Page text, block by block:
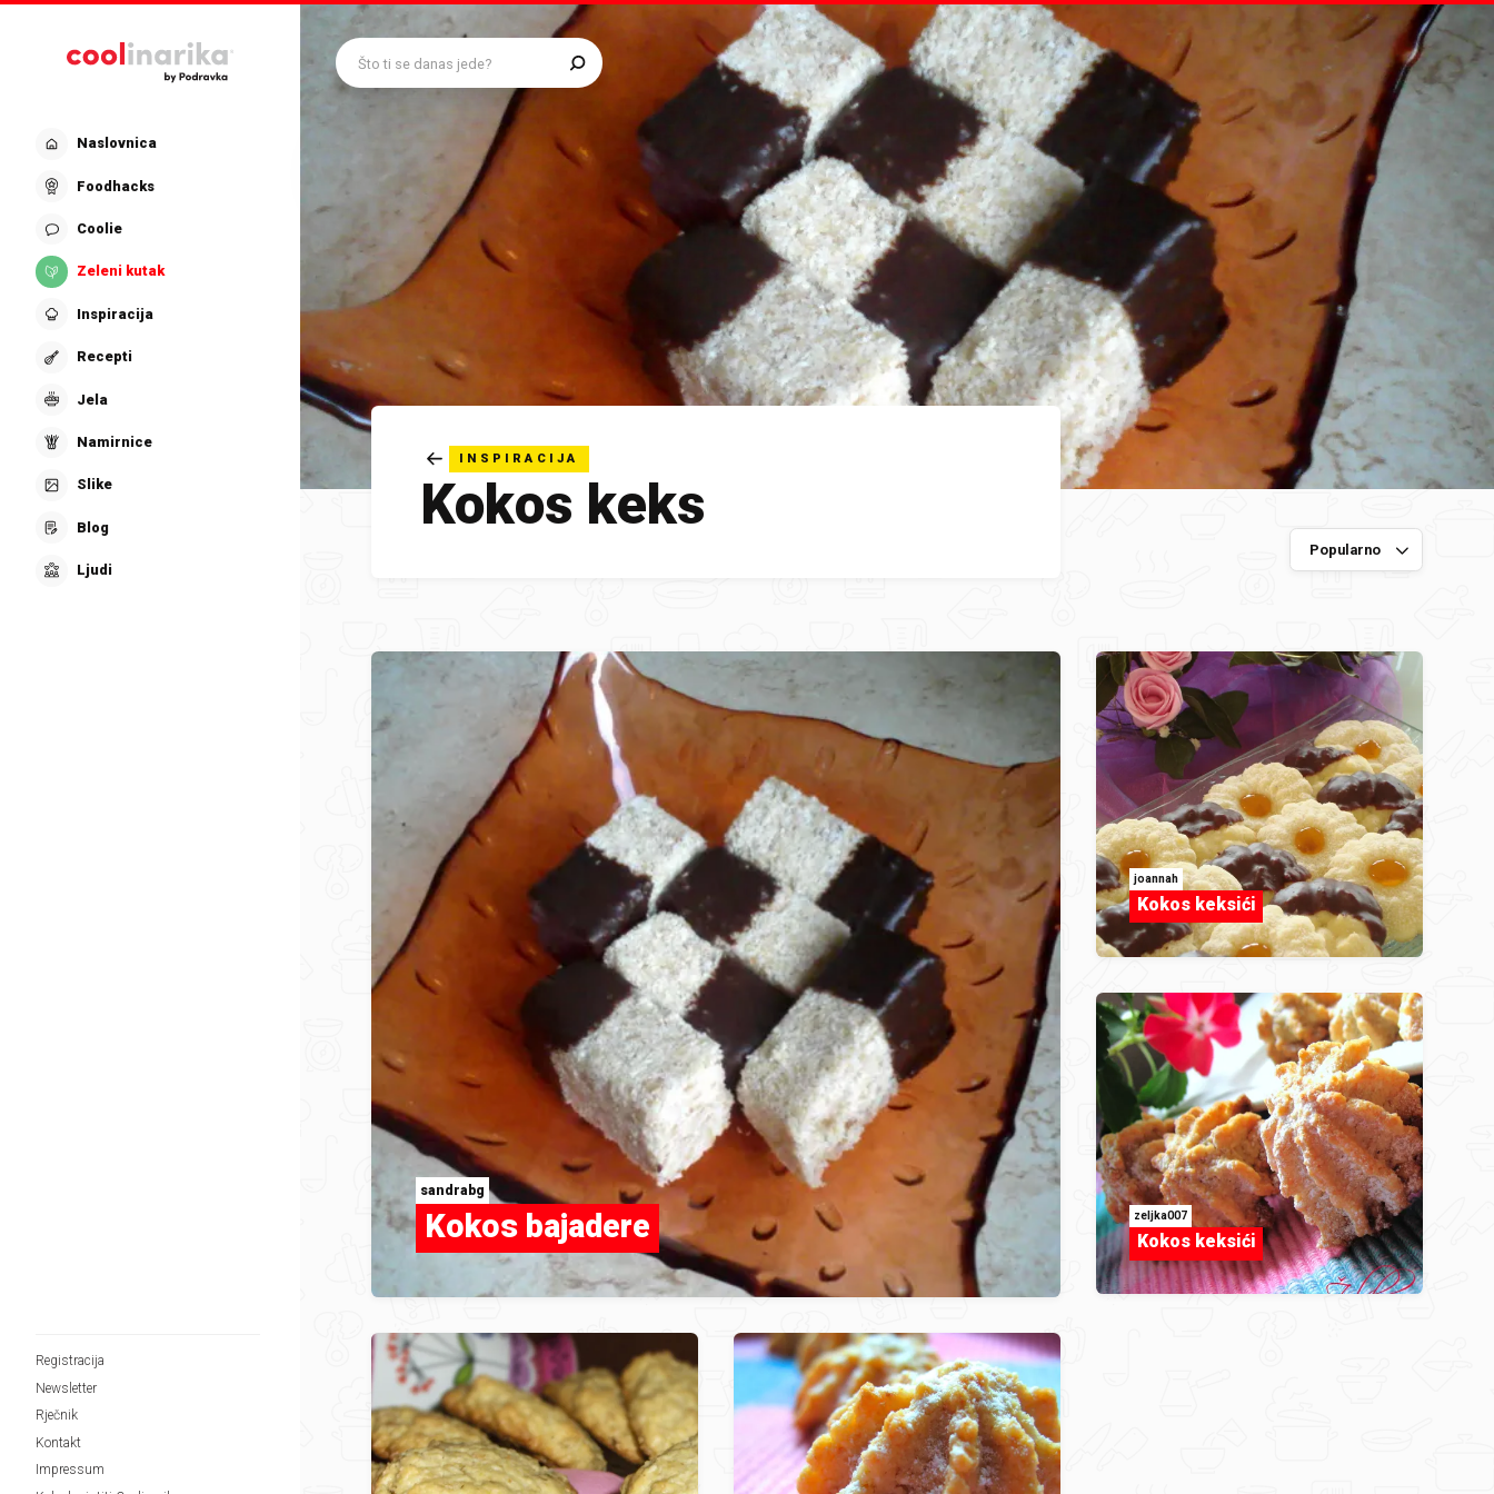
Naslovnica
Foodhacks
Coolie
Zeleni kutak
Inspiracija
Recepti
Jela
Namirnice
Slike
Blog
Ljudi
Registracija
Newsletter
Rječnik
Kontakt
Impressum
INSPIRACIJA
Kokos keks
sandrabg
Kokos bajadere
joannah
Kokos keksići
zeljka007
Kokos keksići
Što ti se danas jede?